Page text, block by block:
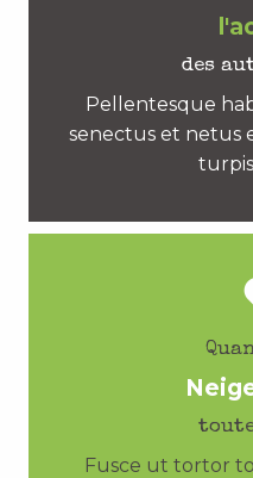
des
Pellentesque
senectus et netus
Fusce ut tortor